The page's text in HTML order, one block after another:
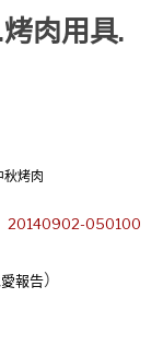
肉用具.
20140902-050100
報告）